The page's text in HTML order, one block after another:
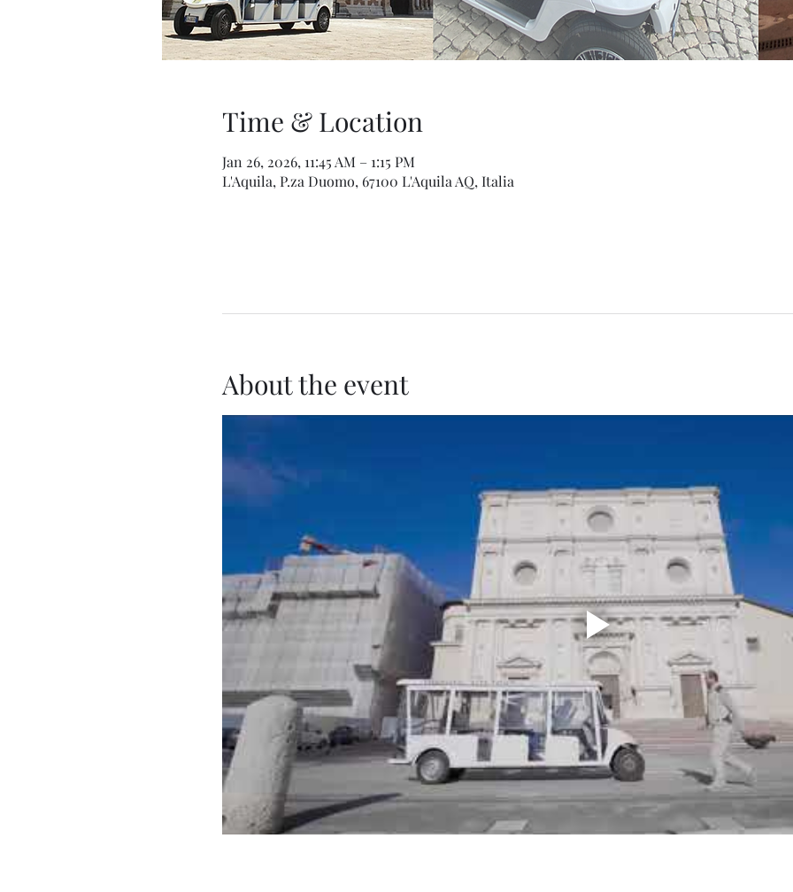
Time & Location
Jan 26, 2026, 11:45 AM – 1:15 PM
L'Aquila, P.za Duomo, 67100 L'Aquila AQ, Italia
About the event